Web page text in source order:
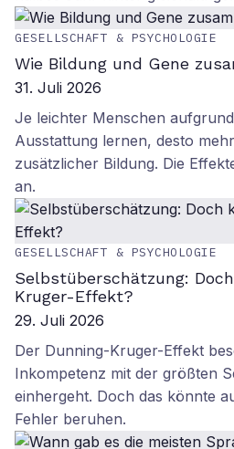
GESELLSCHAFT & PSYCHOLOGIE
Wie Bildung und Gene
31. Juli 2026
Je leichter Menschen
Ausstattung lernen, desto
zusätzlicher Bildung. Die
an.
GESELLSCHAFT & PSYCHOLOGIE
Selbstüberschätzung:
Kruger-Effekt?
29. Juli 2026
Der Dunning-Kruger-Effekt
Inkompetenz mit der größten
einhergeht. Doch das könnte
Fehler beruhen.